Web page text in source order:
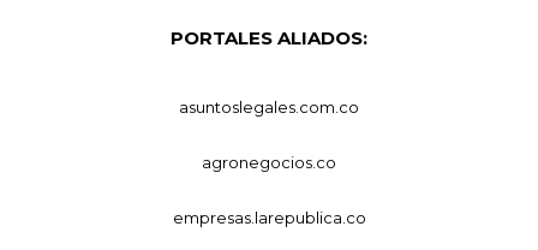
PORTALES ALIADOS:
asuntoslegales.com.co
agronegocios.co
empresas.larepublica.co